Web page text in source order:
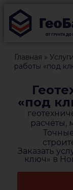
Главная » Услуги
работы «под
«под
расчёты,
Заказать
ключ» в